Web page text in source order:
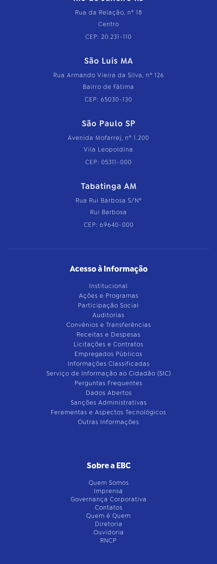
Rua da Relação, nº 18
Centro
CEP: 20.231-110
São Luís MA
Rua Armando Vieira da Silva, nº 126
Bairro de Fátima
CEP: 65030-130
São Paulo SP
Avenida Mofarrej, nº 1.200
Vila Leopoldina
CEP: 05311-000
Tabatinga AM
Rua Rui Barbosa S/Nº
Rui Barbosa
CEP: 69640-000
Acesso à Informação
Institucional
Ações e Programas
Participação Social
Auditorias
Convênios e Transferências
Receitas e Despesas
Licitações e Contratos
Empregados Públicos
Informações Classificadas
Serviço de Informação ao Cidadão (SIC)
Perguntas Frequentes
Dados Abertos
Sanções Administrativas
Feramentas e Aspectos Tecnológicos
Outras Informações
Sobre a EBC
Quem Somos
Imprensa
Governança Corporativa
Contatos
Quem é Quem
Diretoria
Ouvidoria
RNCP